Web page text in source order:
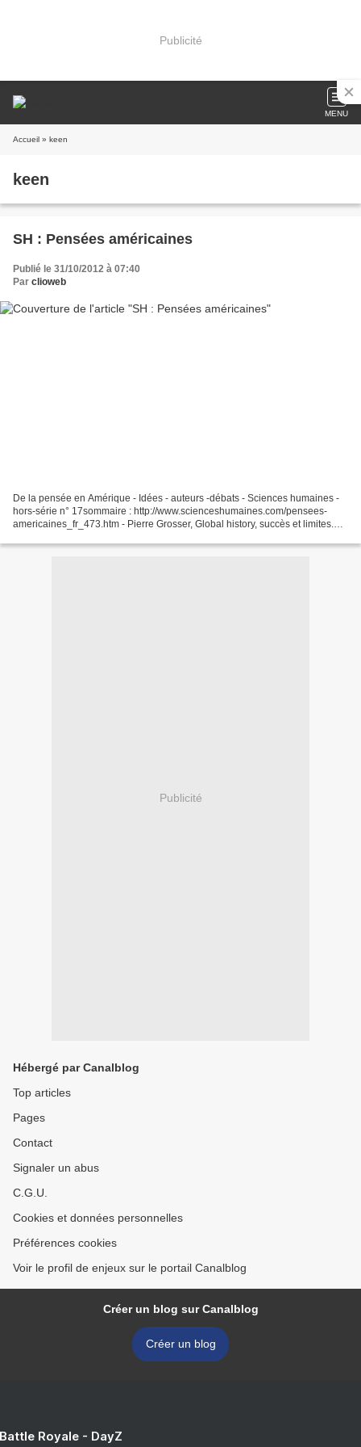
Publicité
MENU
Accueil » keen
keen
SH : Pensées américaines
Publié le 31/10/2012 à 07:40
Par clioweb
De la pensée en Amérique - Idées - auteurs -débats - Sciences humaines -
hors-série n° 17sommaire : http://www.scienceshumaines.com/pensees-
americaines_fr_473.htm - Pierre Grosser, Global history, succès et limites.
Publicité
Hébergé par Canalblog
Top articles
Pages
Contact
Signaler un abus
C.G.U.
Cookies et données personnelles
Préférences cookies
Voir le profil de enjeux sur le portail Canalblog
Créer un blog sur Canalblog
Créer un blog
Royale - DayZ